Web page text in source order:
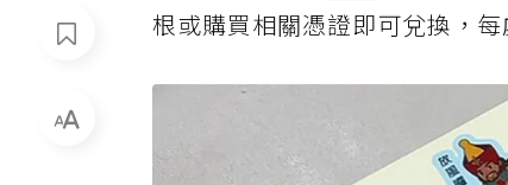
根或購買相關憑證即可兌換，每